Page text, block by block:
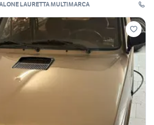
LAURETTA MULTIMARCA